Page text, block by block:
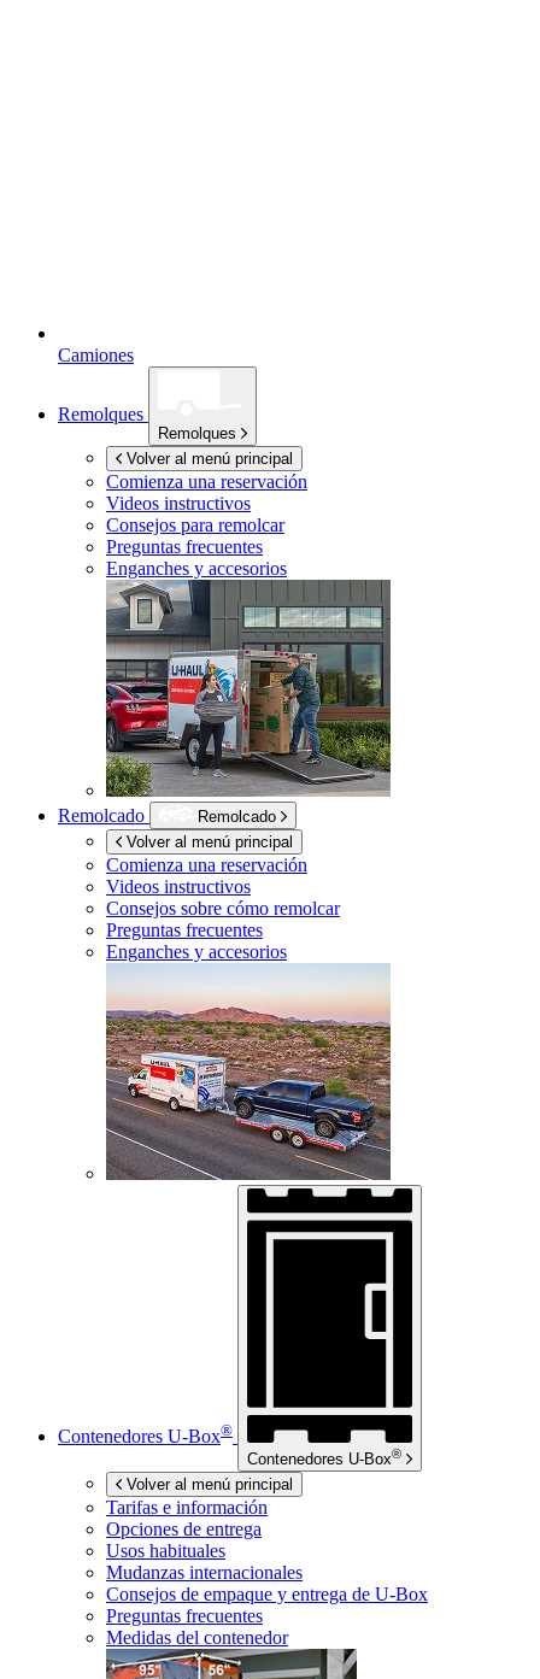
Camiones
Remolques
Remolques
Volver al menú principal
Comienza una reservación
Videos instructivos
Consejos para remolcar
Preguntas frecuentes
Enganches y accesorios
Remolcado
Remolcado
Volver al menú principal
Comienza una reservación
Videos instructivos
Consejos sobre cómo remolcar
Preguntas frecuentes
Enganches y accesorios
Contenedores U-Box®
Contenedores U-Box®
Volver al menú principal
Tarifas e información
Opciones de entrega
Usos habituales
Mudanzas internacionales
Consejos de empaque y entrega de U-Box
Preguntas frecuentes
Medidas del contenedor